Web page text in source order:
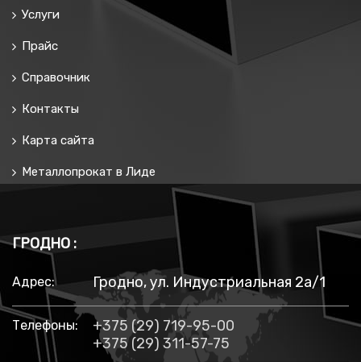
Услуги
Прайс
Справочник
Контакты
Карта сайта
Металлопрокат в Лиде
ГРОДНО :
Адрес: Гродно, ул. Индустриальная 2а/1
Телефоны:
+375 (29) 719-95-00
+375 (29) 311-57-75